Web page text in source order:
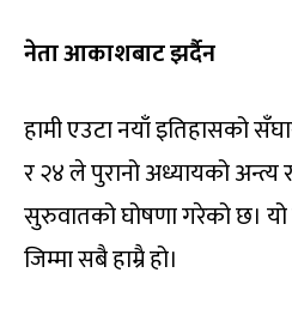
नेताआकाशबाटझर्दैन
हामी एउटा नयाँ इतिहासको
र २४ ले पुरानो अध्यायको अन्त्य
सुरुवातको घोषणा गरेको छ।
जिम्मा सबै हाम्रै हो।